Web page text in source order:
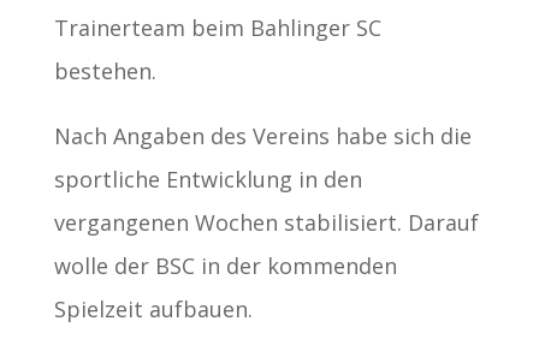
Trainerteam beim Bahlinger SC
bestehen.
Nach Angaben des Vereins habe sich die
sportliche Entwicklung in den
vergangenen Wochen stabilisiert. Darauf
wolle der BSC in der kommenden
Spielzeit aufbauen.